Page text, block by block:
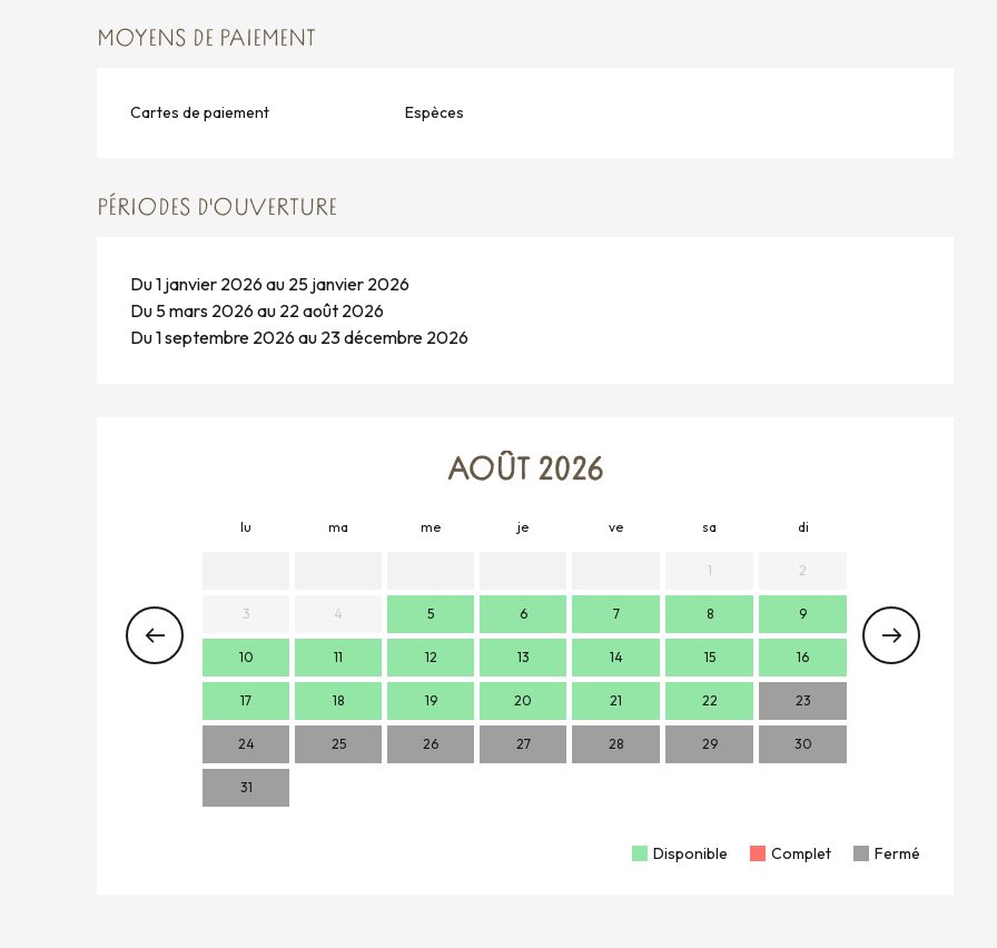
MOYENS DE PAIEMENT
Cartes de paiement Espèces
PÉRIODES D'OUVERTURE
Du 1 janvier 2026 au 25 janvier 2026
Du 5 mars 2026 au 22 août 2026
Du 1 septembre 2026 au 23 décembre 2026
AOÛT 2026
lu ma me je ve sa di
1 2
3 4 5 6 7 8 9
10 11 12 13 14 15 16
17 18 19 20 21 22 23
24 25 26 27 28 29 30
31
7
14
Disponible Complet Fermé